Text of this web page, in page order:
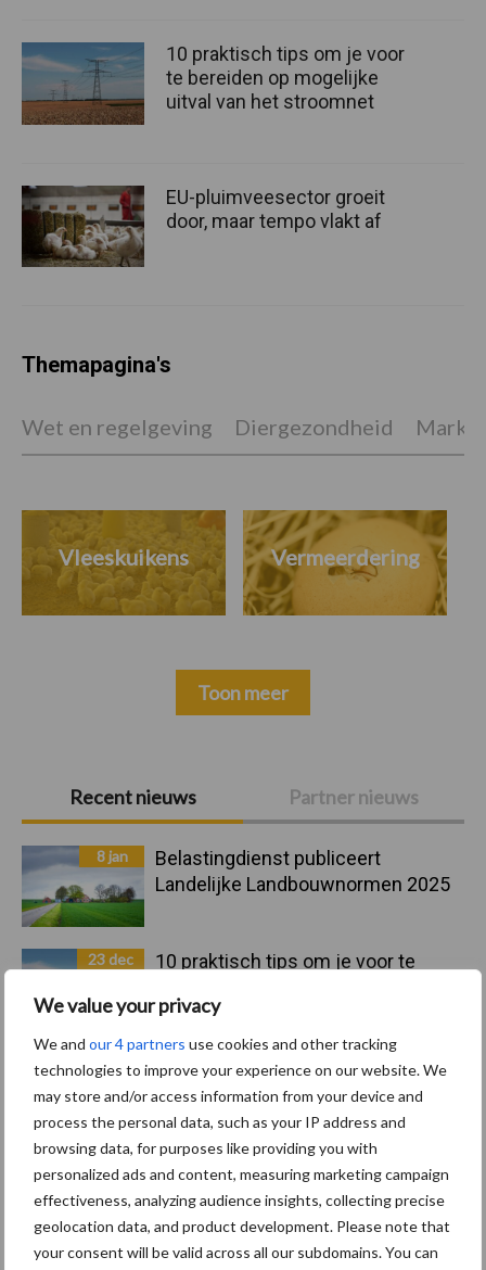
We value your privacy
We and our 4 partners use cookies and other tracking
technologies to improve your experience on our website. We
may store and/or access information from your device and
process the personal data, such as your IP address and
browsing data, for purposes like providing you with
personalized ads and content, measuring marketing campaign
effectiveness, analyzing audience insights, collecting precise
geolocation data, and product development. Please note that
your consent will be valid across all our subdomains. You can
Primaire
Sidebar
Recent nieuws Partner nieuws
8 jan
Belastingdienst publiceert
Landelijke Landbouwnormen 2025
23 dec
10 praktisch tips om je voor te
stroomnet
23 dec
EU-pluimveesector groeit door,
maar tempo vlakt af
22 dec
Kwaliteit als wapen tegen
internationale handelsdruk in de
veeteeltsector
10 praktisch tips om je voor
te bereiden op mogelijke
uitval van het stroomnet
EU-pluimveesector groeit
door, maar tempo vlakt af
Themapagina's
Wet en regelgeving Diergezondheid
Vleeskuikens Vermeerdering
Toon meer